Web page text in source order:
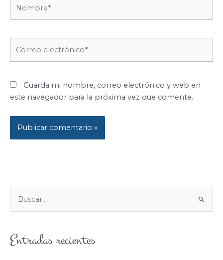
electrónico*
Guarda mi nombre, correo electrónico y web en
este navegador para la próxima vez que comente.
U
C
Entradas recientes